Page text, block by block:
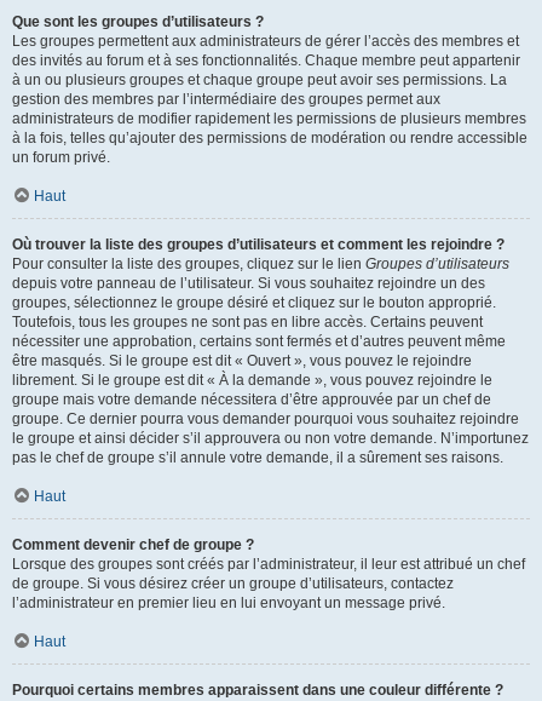
Que sont les groupes d’utilisateurs ?
Les groupes permettent aux administrateurs de gérer l’accès des membres et
des invités au forum et à ses fonctionnalités. Chaque membre peut appartenir
à un ou plusieurs groupes et chaque groupe peut avoir ses permissions. La
gestion des membres par l’intermédiaire des groupes permet aux
administrateurs de modifier rapidement les permissions de plusieurs membres
à la fois, telles qu’ajouter des permissions de modération ou rendre accessible
un forum privé.
Haut
Où trouver la liste des groupes d’utilisateurs et comment les rejoindre ?
Pour consulter la liste des groupes, cliquez sur le lien Groupes d’utilisateurs
depuis votre panneau de l’utilisateur. Si vous souhaitez rejoindre un des
groupes, sélectionnez le groupe désiré et cliquez sur le bouton approprié.
Toutefois, tous les groupes ne sont pas en libre accès. Certains peuvent
nécessiter une approbation, certains sont fermés et d’autres peuvent même
être masqués. Si le groupe est dit « Ouvert », vous pouvez le rejoindre
librement. Si le groupe est dit « À la demande », vous pouvez rejoindre le
groupe mais votre demande nécessitera d’être approuvée par un chef de
groupe. Ce dernier pourra vous demander pourquoi vous souhaitez rejoindre
le groupe et ainsi décider s’il approuvera ou non votre demande. N’importunez
pas le chef de groupe s’il annule votre demande, il a sûrement ses raisons.
Haut
Comment devenir chef de groupe ?
Lorsque des groupes sont créés par l’administrateur, il leur est attribué un chef
de groupe. Si vous désirez créer un groupe d’utilisateurs, contactez
l’administrateur en premier lieu en lui envoyant un message privé.
Haut
Pourquoi certains membres apparaissent dans une couleur différente ?